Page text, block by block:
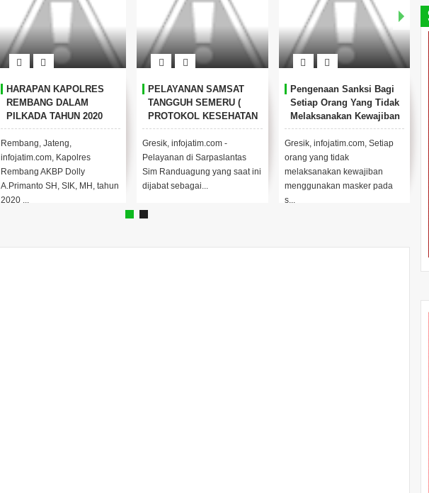
HARAPAN KAPOLRES
REMBANG DALAM
PILKADA TAHUN 2020
Rembang, Jateng,
infojatim.com, Kapolres
Rembang AKBP Dolly
A.Primanto SH, SIK, MH, tahun
2020 ...
PELAYANAN SAMSAT
TANGGUH SEMERU (
PROTOKOL KESEHATAN
PADA PELAYANAN
SAMSAT GRESIK)
Gresik, infojatim.com -
Pelayanan di Sarpaslantas
Sim Randuagung yang saat ini
dijabat sebagai...
Pengenaan Sanksi Bagi
Setiap Orang Yang Tidak
Melaksanakan Kewajiban
Menggunakan Masker
Gresik, infojatim.com, Setiap
orang yang tidak
melaksanakan kewajiban
menggunakan masker pada
s...